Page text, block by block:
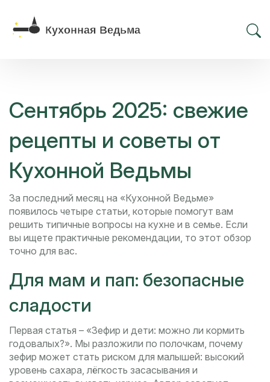
Сентябрь 2025: свежие
рецепты и советы от
Кухонной Ведьмы
За последний месяц на «Кухонной Ведьме»
появилось четыре статьи, которые помогут вам
решить типичные вопросы на кухне и в семье. Если
вы ищете практичные рекомендации, то этот обзор
точно для вас.
Для мам и пап: безопасные
сладости
Первая статья – «Зефир и дети: можно ли кормить
годовалых?». Мы разложили по полочкам, почему
зефир может стать риском для малышей: высокий
уровень сахара, лёгкость засасывания и